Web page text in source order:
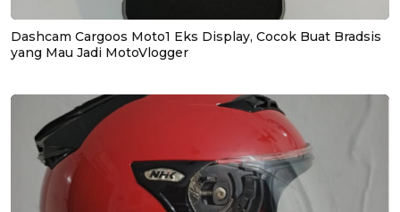
Dashcam Cargoos Moto1 Eks Display, Cocok Buat Bradsis
yang Mau Jadi MotoVlogger